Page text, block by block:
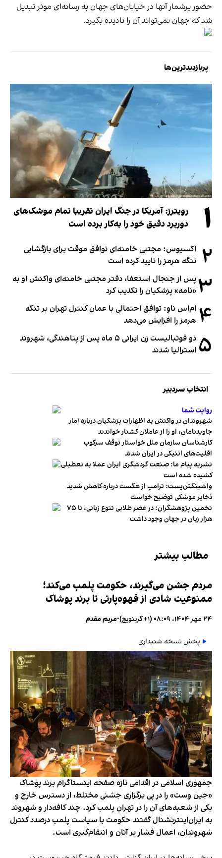
حضور پرشمار آنها در خیابان‌های جهان به رسانه‌ای موثر تبدیل
شد که جهان نمی‌تواند آن را نادیده بگیرد.
پربازدیدترین‌ها
۱
رویترز: آمریکا در جنگ ایران تقریبا تمام موشک‌های
دوربرد دقیق خود را به‌کار برده است
۲ اکسیوس: مجتبی خامنه‌ای توافق موقت برای بازگشایی
تنگه هرمز را تایید کرده است
۳پس از جنجال استعفا، دفتر مجتبی خامنه‌ای واکنش او به
«نامه» پزشکیان را تکذیب کرد
۴ ام‌اس ناو: توافق احتمالی با عمان کنترل تهران بر تنگه
هرمز را افزایش می‌دهد
۵
دو فوتبالیست زن ایرانی ۵ ماه پس از پناهندگی، شهروند
استرالیا شدند
انتخاب سردبیر
روایت شما
شهروندان در واکنش به اظهارات پزشکیان درباره آمار
جاویدنامان، او را از عاملان کشتار خواندند
کارشناسان سازمان ملل خواستار توقف سرکوب
اقلیت‌های اتنیکی در ایران شدند
نشریه پیام ما: صنعت گردشگری ایران عملا به تعطیلی
کشیده شده است
واشینگتن‌پست: ترامپ از هگست درباره کاهش شدید
ذخایر موشکی توضیح خواست
تخمین پژوهشگران: در عصر طلایی تنوع زبانی، تا ۷۵
هزار زبان در جهان وجود داشت
مطالب بیشتر
مردم جشن می‌گیرند، حکومت پلمب می‌کند؛
ممنوعیت شادی از قهوه‌پارتی تا برند پوشاک
۲۴ مهر ۱۴۰۴، ۰۸:۰۹ (‎+۱ گرینویچ) •مریم مقدم
پخش نسخه شنیداری
جمهوری اسلامی در اقدامی تازه صفحه اینستاگرام برند پوشاک
«جین وست» را در پی برگزاری جشنی مختلط، از دسترس خارج و
یکی از شعبه‌های آن را در تهران پلمب کرد. چند کافه‌‌دار و شهروند
به ایران‌اینترنشنال گفتند حکومت با سیاست پلمب درصدد کنترل
شهروندان، اعمال فشار بر آنان و انتقام‌گیری است.